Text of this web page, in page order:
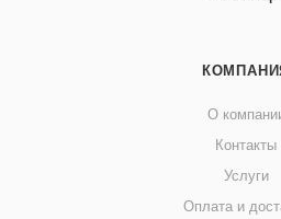
О
Контакты
Услуги
Оплата и